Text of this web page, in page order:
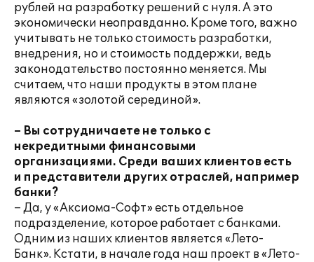
рублей на разработку решений с нуля. А это
экономически неоправданно. Кроме того, важно
учитывать не только стоимость разработки,
внедрения, но и стоимость поддержки, ведь
законодательство постоянно меняется. Мы
считаем, что наши продукты в этом плане
являются «золотой серединой».
– Вы сотрудничаете не только с
некредитными финансовыми
организациями. Среди ваших клиентов есть
и представители других отраслей, например
банки?
– Да, у «Аксиома-Софт» есть отдельное
подразделение, которое работает с банками.
Одним из наших клиентов является «Лето-
Банк». Кстати, в начале года наш проект в «Лето-